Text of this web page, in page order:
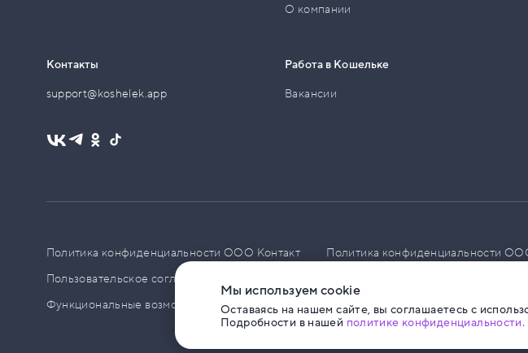
Контакты
support@koshelek.app
О компании
Работа в Кошельке
Вакансии
Политика конфиденциальности ООО Контакт
Политика конфиденциальности
Пользовательское соглашение
Функциональные возможности ПО
Мы используем cookie
Оставаясь на нашем сайте, вы соглашаетесь с
Подробности в нашей политике конфиденциальности.